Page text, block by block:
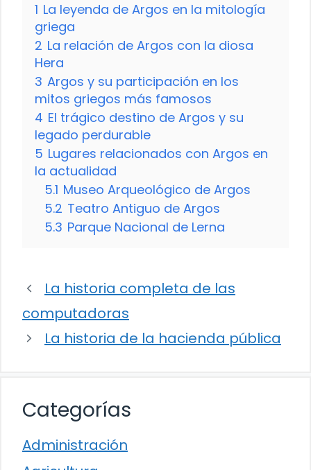
1 La leyenda de Argos en la mitología
griega
2 La relación de Argos con la diosa
Hera
3 Argos y su participación en los
mitos griegos más famosos
4 El trágico destino de Argos y su
legado perdurable
5 Lugares relacionados con Argos en
la actualidad
5.1 Museo Arqueológico de Argos
5.2 Teatro Antiguo de Argos
5.3 Parque Nacional de Lerna
La historia completa de las
computadoras
La historia de la hacienda pública
Categorías
Administración